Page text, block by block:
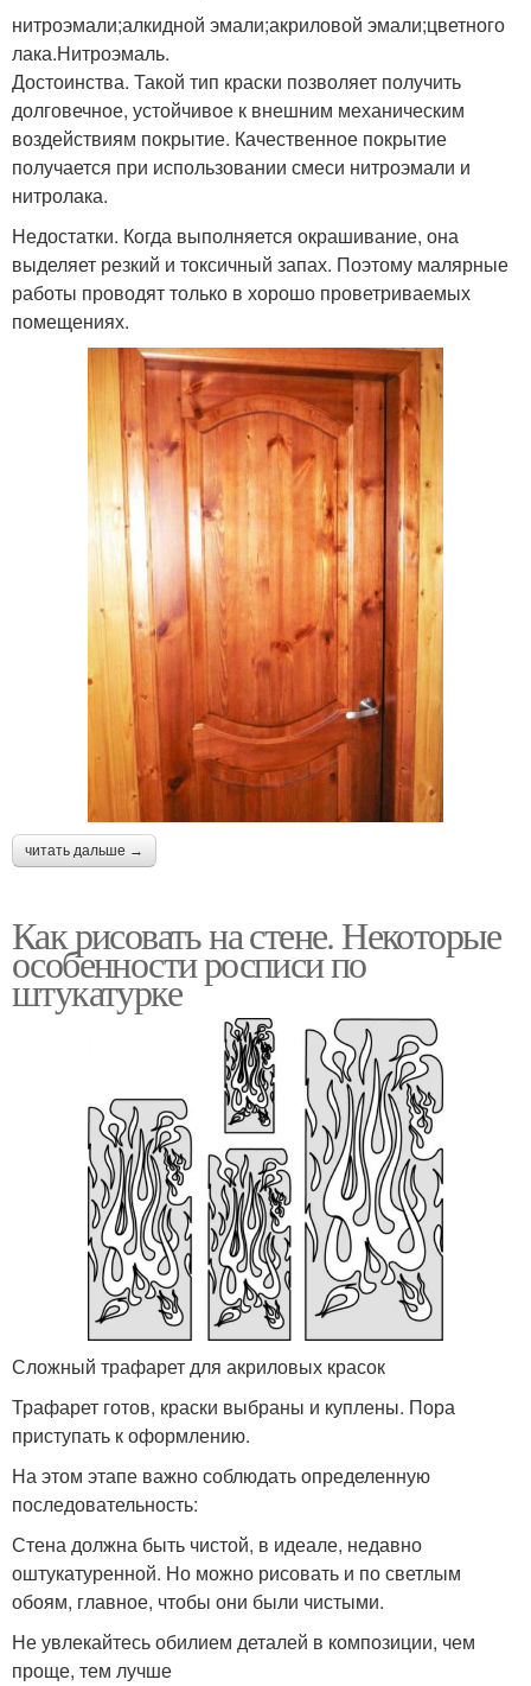
нитроэмали;алкидной эмали;акриловой эмали;цветного
лака.Нитроэмаль.
Достоинства. Такой тип краски позволяет получить
долговечное, устойчивое к внешним механическим
воздействиям покрытие. Качественное покрытие
получается при использовании смеси нитроэмали и
нитролака.
Недостатки. Когда выполняется окрашивание, она
выделяет резкий и токсичный запах. Поэтому малярные
работы проводят только в хорошо проветриваемых
помещениях.
читать дальше →
Как рисовать на стене. Некоторые
особенности росписи по
штукатурке
Сложный трафарет для акриловых красок
Трафарет готов, краски выбраны и куплены. Пора
приступать к оформлению.
На этом этапе важно соблюдать определенную
последовательность:
Стена должна быть чистой, в идеале, недавно
оштукатуренной. Но можно рисовать и по светлым
обоям, главное, чтобы они были чистыми.
Не увлекайтесь обилием деталей в композиции, чем
проще, тем лучше